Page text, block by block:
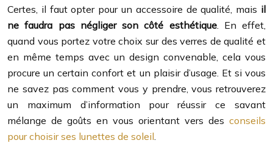
Certes, il faut opter pour un accessoire de qualité, mais il
ne faudra pas négliger son côté esthétique. En effet,
quand vous portez votre choix sur des verres de qualité et
en même temps avec un design convenable, cela vous
procure un certain confort et un plaisir d’usage. Et si vous
ne savez pas comment vous y prendre, vous retrouverez
un maximum d’information pour réussir ce savant
mélange de goûts en vous orientant vers des conseils
pour choisir ses lunettes de soleil.